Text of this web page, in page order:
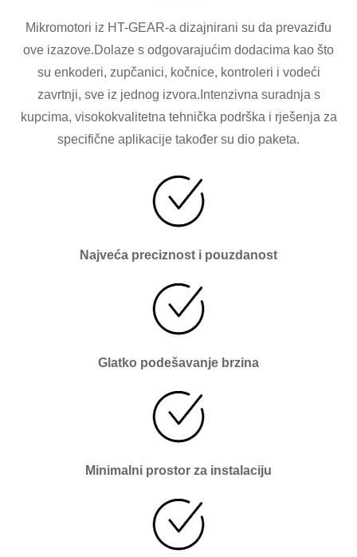
Mikromotori iz HT-GEAR-a dizajnirani su da prevaziđu
ove izazove.Dolaze s odgovarajućim dodacima kao što
su enkoderi, zupčanici, kočnice, kontroleri i vodeći
zavrtnji, sve iz jednog izvora.Intenzivna suradnja s
kupcima, visokokvalitetna tehnička podrška i rješenja za
specifične aplikacije također su dio paketa.
Najveća preciznost i pouzdanost
Glatko podešavanje brzina
Minimalni prostor za instalaciju